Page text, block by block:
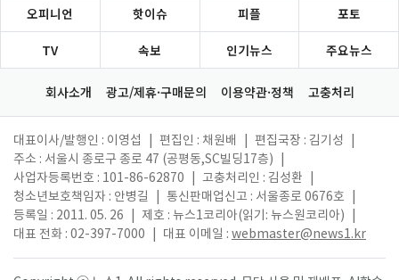
오피니언 핫이슈 피플 포토
TV 속보 인기뉴스 주요뉴스
회사소개 광고/제휴·구매문의 이용약관·정책 고충처리
대표이사/발행인 : 이영섭 편집인 : 채원배 편집국장 : 김기성
주소 : 서울시 종로구 종로 47 (공평동,SC빌딩17층)
사업자등록번호 : 101-86-62870
고충처리인 : 김성환
청소년보호책임자 : 안병길
통신판매업신고 : 서울종로 0676호
등록일 : 2011. 05. 26
제호 : 뉴스1코리아(읽기: 뉴스원코리아)
대표 전화 : 02-397-7000
대표 이메일 : webmaster@news1.kr